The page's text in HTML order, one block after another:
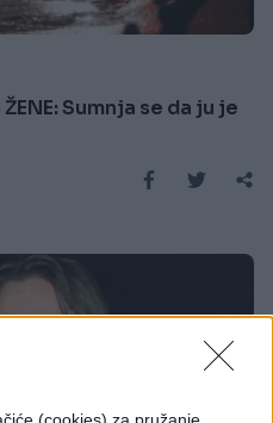
Sumnja se da ju je